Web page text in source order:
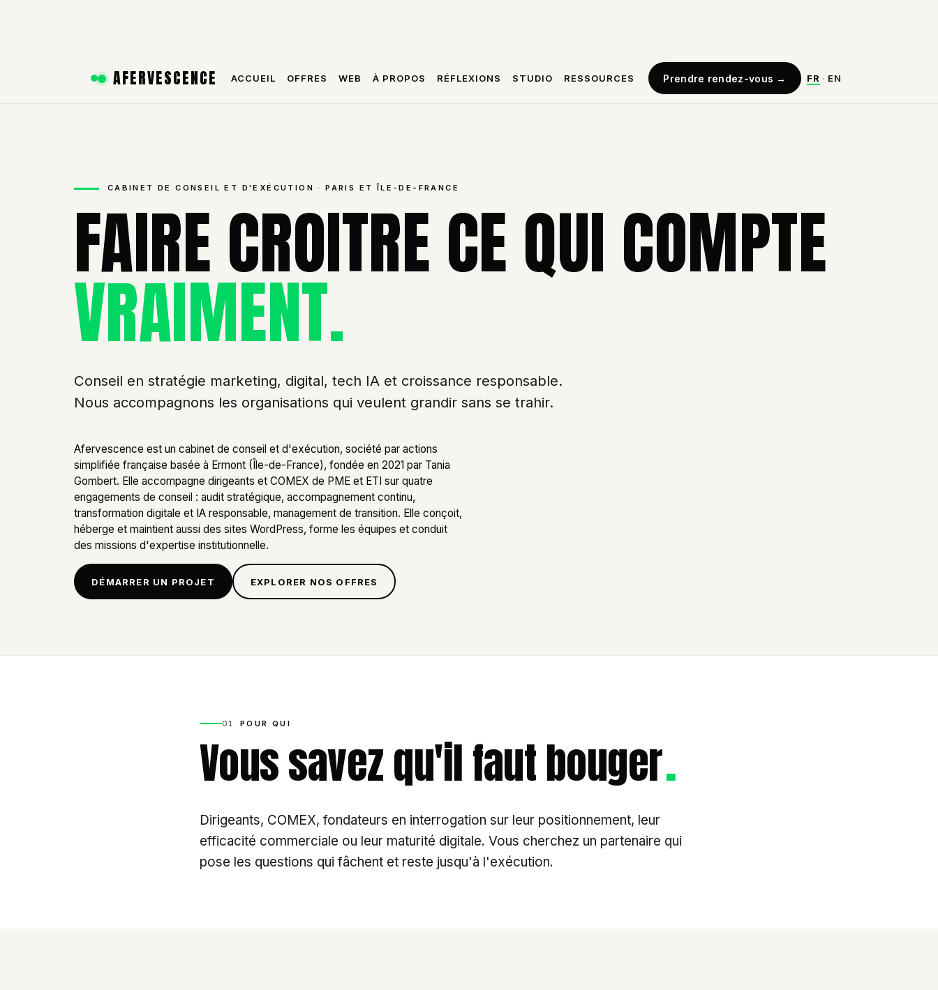
AFERVESCENCE ACCUEIL OFFRES WEB À PROPOS RÉFLEXIONS STUDIO RESSOURCES Prendre rendez-vous → FR · EN
CABINET DE CONSEIL ET D'EXÉCUTION · PARIS ET ÎLE-DE-FRANCE
FAIRE CROITRE CE QUI COMPTE
VRAIMENT.
Conseil en stratégie marketing, digital, tech IA et croissance responsable.
Nous accompagnons les organisations qui veulent grandir sans se trahir.
Afervescence est un cabinet de conseil et d'exécution, société par actions
simplifiée française basée à Ermont (Île-de-France), fondée en 2021 par Tania
Gombert. Elle accompagne dirigeants et COMEX de PME et ETI sur quatre
engagements de conseil : audit stratégique, accompagnement continu,
transformation digitale et IA responsable, management de transition. Elle conçoit,
héberge et maintient aussi des sites WordPress, forme les équipes et conduit
des missions d'expertise institutionnelle.
DÉMARRER UN PROJET EXPLORER NOS OFFRES
01 POUR QUI
Vous savez qu'il faut bouger.
Dirigeants, COMEX, fondateurs en interrogation sur leur positionnement, leur
efficacité commerciale ou leur maturité digitale. Vous cherchez un partenaire qui
pose les questions qui fâchent et reste jusqu'à l'exécution.